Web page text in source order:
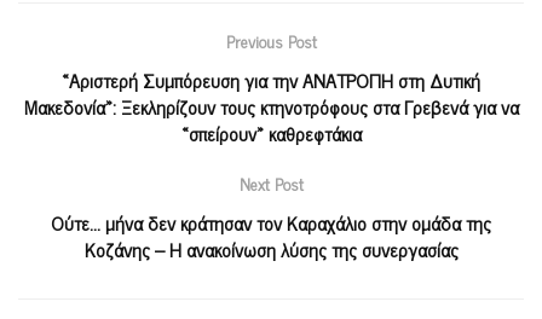
Previous Post
«Αριστερή Συμπόρευση για την ΑΝΑΤΡΟΠΗ στη Δυτική
Μακεδονία»: Ξεκληρίζουν τους κτηνοτρόφους στα Γρεβενά για να
«σπείρουν» καθρεφτάκια
Next Post
Ούτε… μήνα δεν κράτησαν τον Καραχάλιο στην ομάδα της
Κοζάνης – Η ανακοίνωση λύσης της συνεργασίας